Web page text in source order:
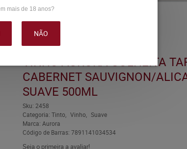
ALICANTE TINTO SUAVE 500ML
VINHO AURORA COLHEITA
CABERNET SAUVIGNON/
SUAVE 500ML
Sku: 2458
Categoria: Tinto Vinho
Suave
Marca: Aurora
Código de Barras: 7891141034534
Seja o primeira a avaliar!
mais de 18 anos?
NÃO